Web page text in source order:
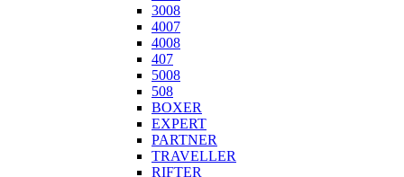
3008
4007
4008
407
5008
508
BOXER
EXPERT
PARTNER
TRAVELLER
RIFTER